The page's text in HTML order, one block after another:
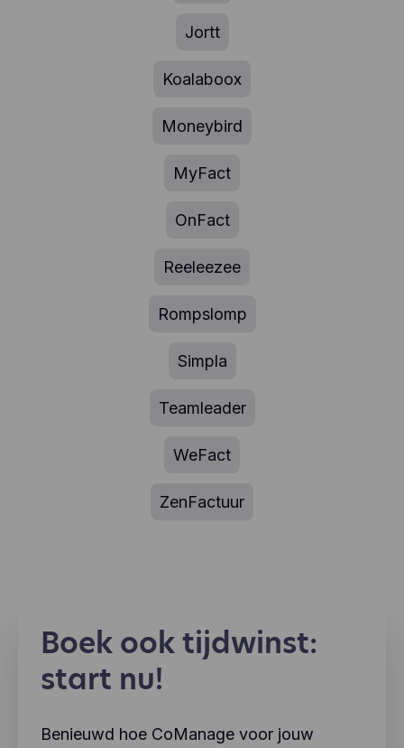
Jortt
Koalaboox
Moneybird
MyFact
OnFact
Reeleezee
Rompslomp
Simpla
Teamleader
WeFact
ZenFactuur
Boek ook tijdwinst:
start nu!
Benieuwd hoe CoManage voor jouw